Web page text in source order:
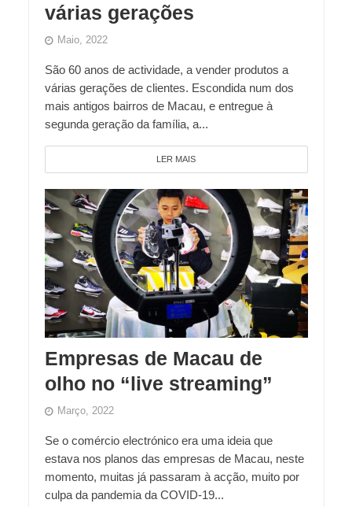
várias gerações
Maio, 2022
São 60 anos de actividade, a vender produtos a
várias gerações de clientes. Escondida num dos
mais antigos bairros de Macau, e entregue à
segunda geração da família, a...
LER MAIS
Empresas de Macau de
olho no “live streaming”
Março, 2022
Se o comércio electrónico era uma ideia que
estava nos planos das empresas de Macau, neste
momento, muitas já passaram à acção, muito por
culpa da pandemia da COVID-19...